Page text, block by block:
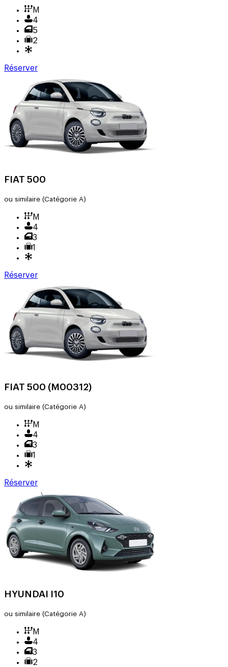
M
4
5
2
Réserver
FIAT 500
ou similaire (Catégorie A)
M
4
3
1
Réserver
FIAT 500 (M00312)
ou similaire (Catégorie A)
M
4
3
1
Réserver
HYUNDAI I10
ou similaire (Catégorie A)
M
4
3
2